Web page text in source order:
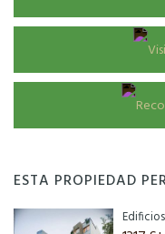
ESTA PROPIEDAD
Edificios